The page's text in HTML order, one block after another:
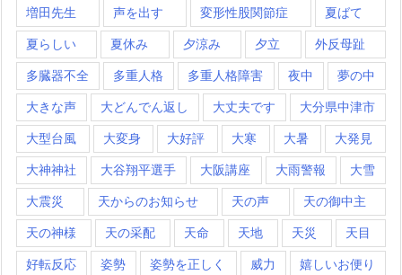
増田先生 声を出す 変形性股関節症 夏ばて
夏らしい 夏休み 夕涼み 夕立 外反母趾
多臓器不全 多重人格 多重人格障害 夜中 夢の中
大きな声 大どんでん返し 大丈夫です 大分県中津市
大型台風 大変身 大好評 大寒 大暑 大発見
大神神社 大谷翔平選手 大阪講座 大雨警報 大雪
大震災 天からのお知らせ 天の声 天の御中主
天の神様 天の采配 天命 天地 天災 天目
好転反応 姿勢 姿勢を正しく 威力 嬉しいお便り